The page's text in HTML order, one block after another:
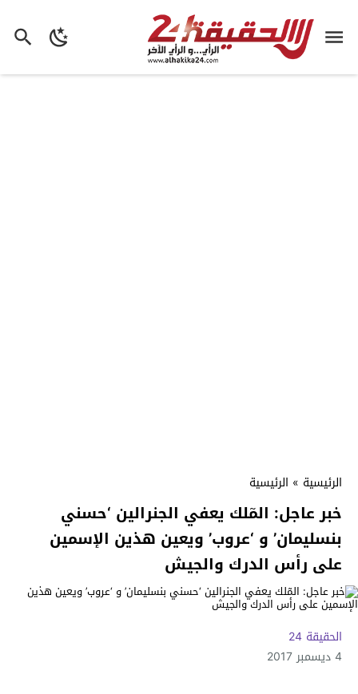
الرئيسية » الرئيسية
خبر عاجل: المٓلك يعفي الجنرالين ‘حسني
بنسليمان’ و ‘عروب’ ويعين هذين الإسمين
على رأس الدرك والجيش
الحقيقة 24
4 ديسمبر 2017